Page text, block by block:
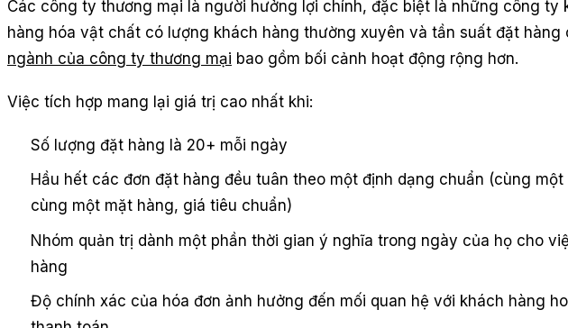
Các công ty thương mại là người hưởng lợi chính, đặc biệt là những công ty
hàng hóa vật chất có lượng khách hàng thường xuyên và tần suất đặt hàng
ngành của công ty thương mại bao gồm bối cảnh hoạt động rộng hơn.
Việc tích hợp mang lại giá trị cao nhất khi:
Số lượng đặt hàng là 20+ mỗi ngày
Hầu hết các đơn đặt hàng đều tuân theo một định dạng chuẩn (cùng một
cùng một mặt hàng, giá tiêu chuẩn)
Nhóm quản trị dành một phần thời gian ý nghĩa trong ngày của họ cho
hàng
Độ chính xác của hóa đơn ảnh hưởng đến mối quan hệ với khách hàng